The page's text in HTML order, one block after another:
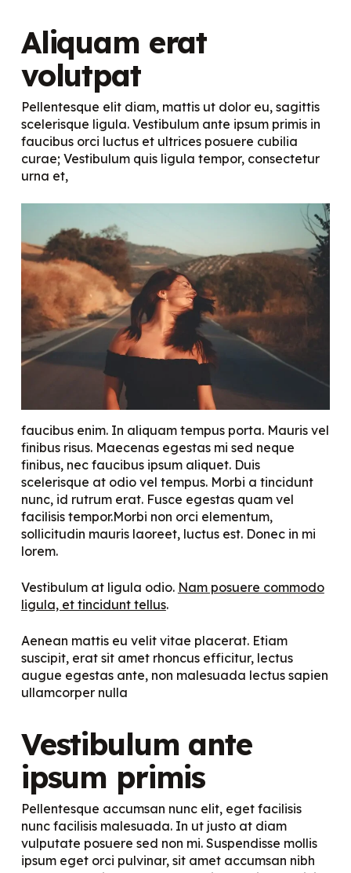
Aliquam erat
volutpat
Pellentesque elit diam, mattis ut dolor eu, sagittis
scelerisque ligula. Vestibulum ante ipsum primis in
faucibus orci luctus et ultrices posuere cubilia
curae; Vestibulum quis ligula tempor, consectetur
urna et,
faucibus enim. In aliquam tempus porta. Mauris vel
finibus risus. Maecenas egestas mi sed neque
finibus, nec faucibus ipsum aliquet. Duis
scelerisque at odio vel tempus. Morbi a tincidunt
nunc, id rutrum erat. Fusce egestas quam vel
facilisis tempor.Morbi non orci elementum,
sollicitudin mauris laoreet, luctus est. Donec in mi
lorem.
Vestibulum at ligula odio. Nam posuere commodo
ligula, et tincidunt tellus.
Aenean mattis eu velit vitae placerat. Etiam
suscipit, erat sit amet rhoncus efficitur, lectus
augue egestas ante, non malesuada lectus sapien
ullamcorper nulla
Vestibulum ante
ipsum primis
Pellentesque accumsan nunc elit, eget facilisis
nunc facilisis malesuada. In ut justo at diam
vulputate posuere sed non mi. Suspendisse mollis
ipsum eget orci pulvinar, sit amet accumsan nibh